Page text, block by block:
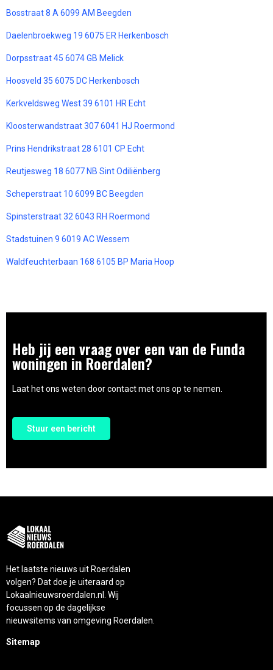
Bosstraat 8 A 6099 AM Beegden
Daelenbroekweg 19 6075 ER Herkenbosch
Dorpsstraat 45 6074 GB Melick
Hoosveld 35 6075 DC Herkenbosch
Kerkveldsweg West 39 6101 HR Echt
Kloosterwandstraat 307 6041 HJ Roermond
Prins Hendrikstraat 28 6101 CP Echt
Reutjesweg 18 6077 NB Sint Odiliënberg
Scheperstraat 10 6099 BC Beegden
Spinsterstraat 32 6043 RH Roermond
Stadstuinen 9 6019 AC Wessem
Waldfeuchterbaan 168 6105 BP Maria Hoop
Heb jij een vraag over een van de Funda
woningen in Roerdalen?
Laat het ons weten door contact met ons op te nemen.
Stuur een bericht
Het laatste nieuws uit Roerdalen
volgen? Dat doe je uiteraard op
Lokaalnieuwsroerdalen.nl. Wij
focussen op de dagelijkse
nieuwsitems van omgeving Roerdalen.
Sitemap